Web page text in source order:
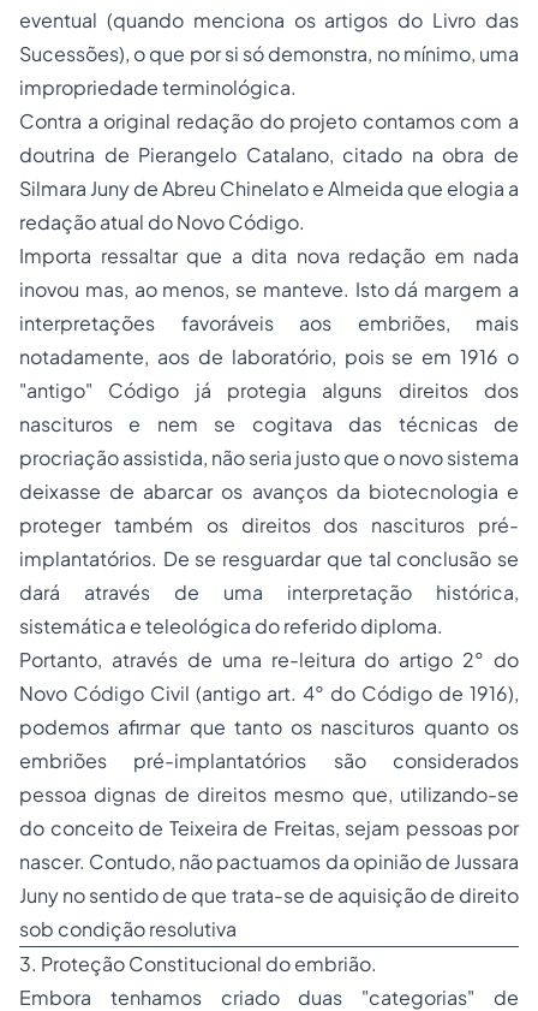
eventual (quando menciona os artigos do Livro das
Sucessões), o que por si só demonstra, no mínimo, uma
impropriedade terminológica.
Contra a original redação do projeto contamos com a
doutrina de Pierangelo Catalano, citado na obra de
Silmara Juny de Abreu Chinelato e Almeida que elogia a
redação atual do Novo Código.
Importa ressaltar que a dita nova redação em nada
inovou mas, ao menos, se manteve. Isto dá margem a
interpretações favoráveis aos embriões, mais
notadamente, aos de laboratório, pois se em 1916 o
"antigo" Código já protegia alguns direitos dos
nascituros e nem se cogitava das técnicas de
procriação assistida, não seria justo que o novo sistema
deixasse de abarcar os avanços da biotecnologia e
proteger também os direitos dos nascituros pré-
implantatórios. De se resguardar que tal conclusão se
dará através de uma interpretação histórica,
sistemática e teleológica do referido diploma.
Portanto, através de uma re-leitura do artigo 2° do
Novo Código Civil (antigo art. 4° do Código de 1916),
podemos afirmar que tanto os nascituros quanto os
embriões pré-implantatórios são considerados
pessoa dignas de direitos mesmo que, utilizando-se
do conceito de Teixeira de Freitas, sejam pessoas por
nascer. Contudo, não pactuamos da opinião de Jussara
Juny no sentido de que trata-se de aquisição de direito
sob condição resolutiva
3. Proteção Constitucional do embrião.
Embora tenhamos criado duas "categorias" de